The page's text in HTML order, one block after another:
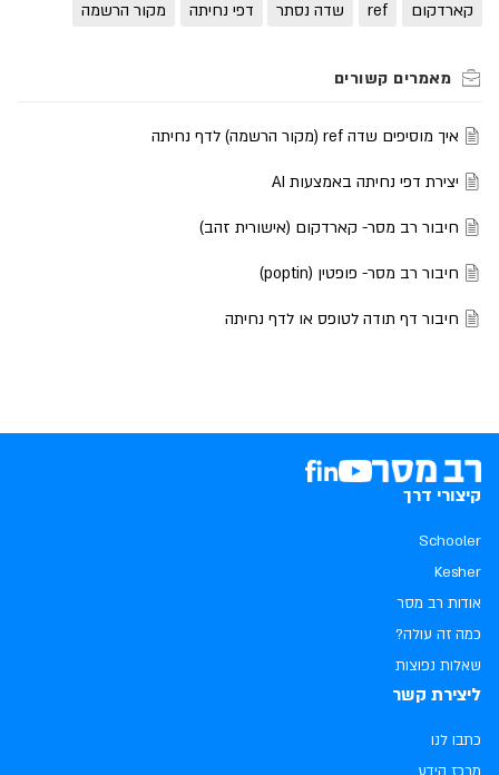
קארדקום ref שדה נסתר דפי נחיתה מקור הרשמה
איך מוסיפים שדה ref (מקור הרשמה) לדף נחיתה
יצירת דפי נחיתה באמצעות AI
חיבור רב מסר- קארדקום (אישורית זהב)
חיבור רב מסר- פופטין (poptin)
חיבור דף תודה לטופס או לדף נחיתה
קיצורי דרך
Schooler
Kesher
אודות רב מסר
כמה זה עולה?
שאלות נפוצות
ליצירת קשר
כתבו לנו